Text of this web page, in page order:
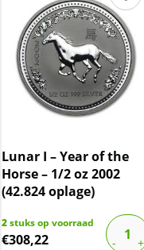
Lunar I – Year of the
Horse – 1/2 oz 2002
(42.824 oplage)
2stuks op voorraad
€308,22